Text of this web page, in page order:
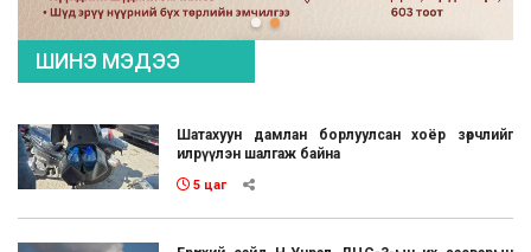
ШИНЭ МЭДЭЭ
Шатахуун дамлан борлуулсан хоёр зөрчлийг
илрүүлэн шалгаж байна
5 цаг